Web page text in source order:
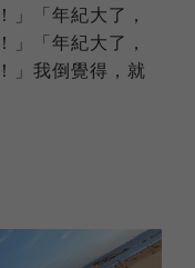
」「年紀大了，
」「年紀大了，
」我倒覺得，就